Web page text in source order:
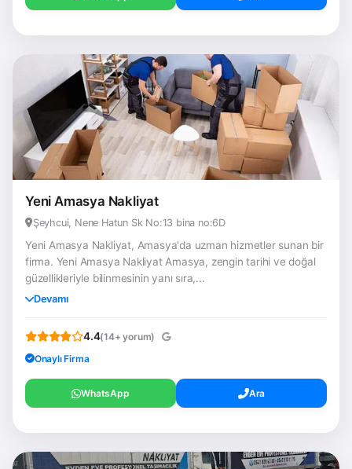
Yeni Amasya Nakliyat
Şeyhcui, Nene Hatun Sk No:13 bina no:6D
Yeni Amasya Nakliyat, Amasya'da uzman hizmetler sunan bir
firma. Yeni Amasya Nakliyat Amasya, zengin tarihi ve doğal
güzellikleriyle bilinmesinin yanı sıra,...
Devamı
4.4(14+ yorum)
Onaylı Firma
WhatsApp Ara